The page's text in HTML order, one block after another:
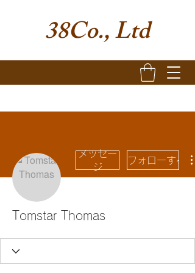
38Co., Ltd
メッセー
ジ
フォローする
Tomstar Thomas